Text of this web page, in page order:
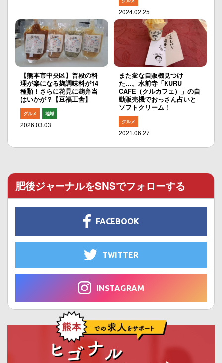
2024.02.25
【熊本市中央区】普段の料
理が楽になる麹調味料が14
種類！さらに花見に麹弁当
はいかが？【豆福工舎】
グルメ 地域
2026.03.03
また変な自販機見つけ
た…。水前寺「KURU
CAFE（クルカフェ）」の自
動販売機でおっさん占いと
ソフトクリーム！
グルメ
2021.06.27
肥後ジャーナルをSNSでフォローする
FACEBOOK
TWITTER
INSTAGRAM